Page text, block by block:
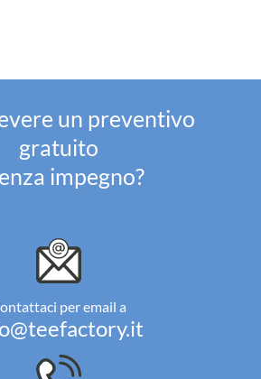
un preventivo
gratuito
impegno?
per email a